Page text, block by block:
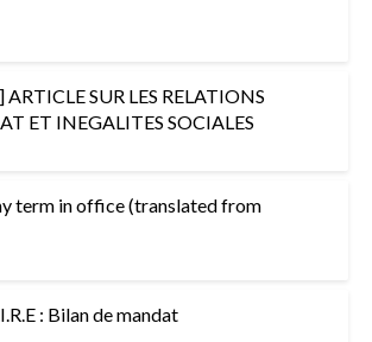
SUR LES RELATIONS
ET INEGALITES SOCIALES
term in office (translated from
: Bilan de mandat